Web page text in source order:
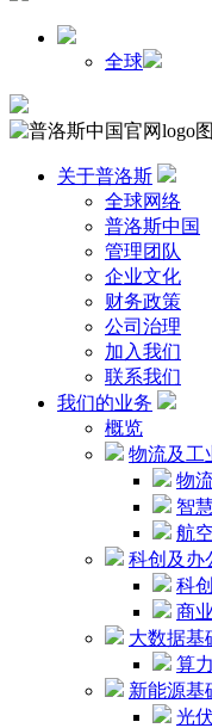
全球
关于普洛斯
全球网络
普洛斯中国
管理团队
企业文化
财务政策
公司治理
加入我们
联系我们
我们的业务
概览
物流及工
物
智
航
科创及办
科
商
大数据基
算
新能源基
光伏